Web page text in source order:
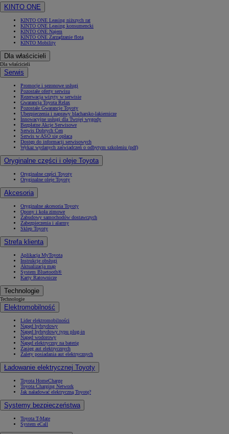
KINTO ONE
KINTO ONE Leasing niższych rat
KINTO ONE Leasing konsumencki
KINTO ONE Najem
KINTO ONE Zarządzanie flotą
KINTO Mobility
Dla właścicieli
Dla właścicieli
Serwis
Promocje i sezonowe usługi
Pozostałe oferty serwisu
Rezerwacja wizyty w serwisie
Gwarancja Toyota Relax
Pozostałe Gwarancje Toyoty
Ubezpieczenia i naprawy blacharsko-lakiernicze
Innowacyjne usługi dla Twojej wygody
Bezpłatne Akcje Serwisowe
Serwis Dobrych Cen
Serwis w ASO się opłaca
Dostęp do informacji serwisowych
Wykaz wydanych zaświadczeń o odbytym szkoleniu (pdf)
Oryginalne części i oleje Toyota
Oryginalne części Toyoty
Oryginalne oleje Toyoty
Akcesoria
Oryginalne akcesoria Toyoty
Opony i koła zimowe
Zabudowy samochodów dostawczych
Zabezpieczenia i alarmy
Sklep Toyoty
Strefa klienta
Aplikacja MyToyota
Instrukcje obsługi
Aktualizacja map
System Bluetooth®
Karty Ratownicze
Technologie
Technologie
Elektromobilność
Lider elektromobilności
Napęd hybrydowy
Napęd hybrydowy typu plug-in
Napęd wodorowy
Napęd elektryczny na baterię
Zasięg aut elektrycznych
Zalety posiadania aut elektrycznych
Ładowanie elektrycznej Toyoty
Toyota HomeCharge
Toyota Charging Network
Jak naładować elektryczną Toyotę?
Systemy bezpieczeństwa
Toyota T-Mate
System eCall